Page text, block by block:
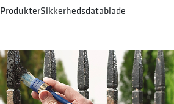
ProdukterSikkerhedsdatablade